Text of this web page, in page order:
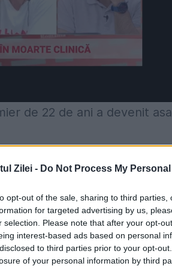
Zilei - Do Not Process My
opt-out of the sale, sharing to third
for targeted advertising by us,
selection. Please note that after your opt-
interest-based ads based on personal
to third parties prior to your opt-
of your personal information by third
de 22 de ani a devenit
pacienți bătrâni.El
potrivit
anului 2017.
când supravegherea